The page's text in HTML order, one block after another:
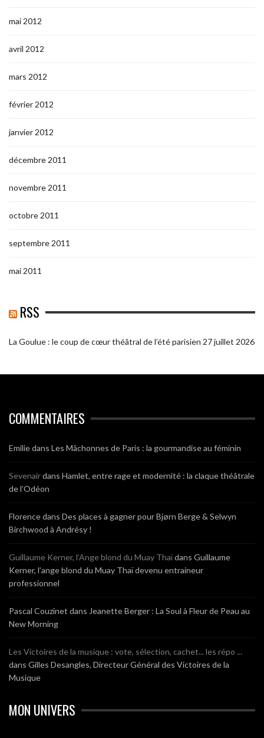
mai 2012
avril 2012
mars 2012
février 2012
janvier 2012
décembre 2011
novembre 2011
octobre 2011
septembre 2011
mai 2011
RSS
La Goulue : le coup de cœur théâtral de l’été parisien 27 juillet 2026
COMMENTAIRES
Emiliedans Les Mâchonnes de Paris : la gourmandise au féminin
Sevenairdans Hamlet, entre rage et modernité : la claque théâtrale
de l’Odéon
Florencedans Des places à gagner pour Bjørn Berge & Selwyn
Birchwood à Andrésy !
Guillaume Kerner, l’Ange blond du Muay Thaïdans Guillaume
Kerner, l’ange blond du Muay Thaï devenu entraineur
professionnel
Pascal Couzinet dans Jeanette Berger : La Soul à Fleur de Peau au
New Morning
Les Victoires de la musique : vote, sélection, cachet... les répo ...
dans Gilles Desangles, Directeur Général des Victoires de la
Musique
MON UNIVERS